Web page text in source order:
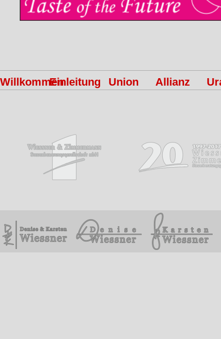
WillkommenEinleitung Union Allianz